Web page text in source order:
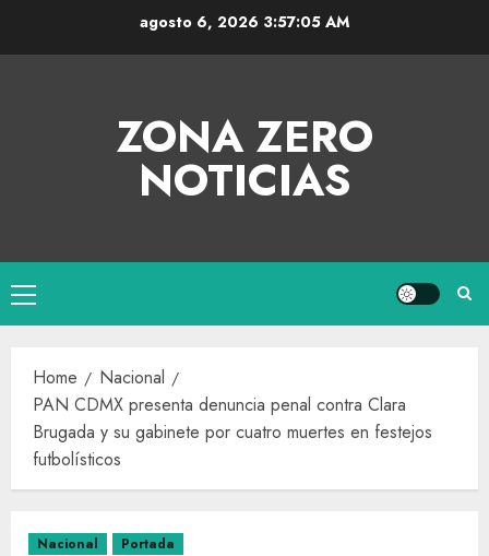
agosto 6, 2026 3:57:05 AM
ZONA ZERO
NOTICIAS
Home
Nacional
PAN CDMX presenta denuncia penal contra Clara
Brugada y su gabinete por cuatro muertes en festejos
futbolísticos
Nacional Portada